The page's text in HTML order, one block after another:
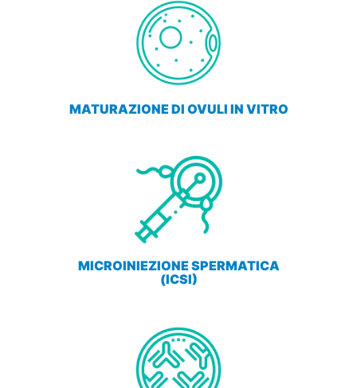
MATURAZIONE DI OVULI IN VITRO
MICROINIEZIONE SPERMATICA
(ICSI)